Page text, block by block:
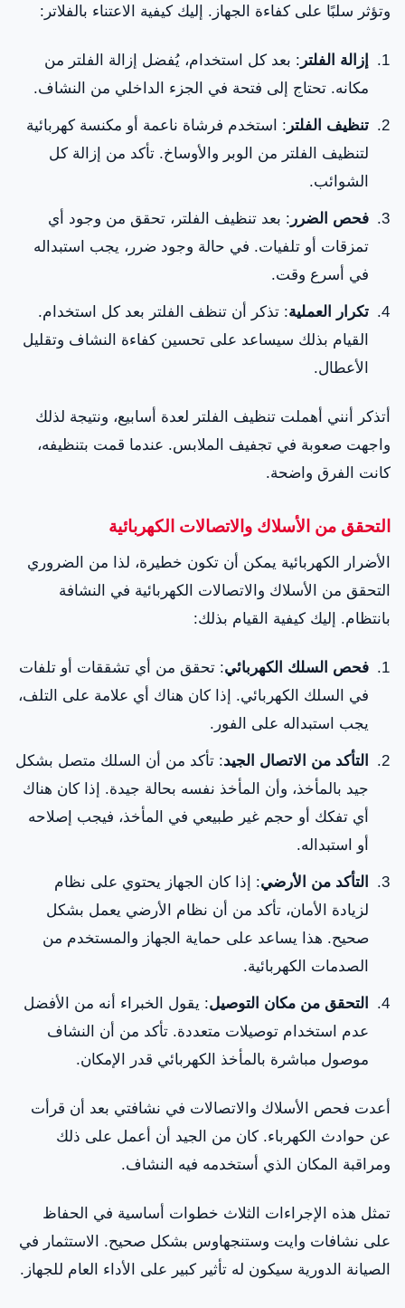
وتؤثر سلبًا على كفاءة الجهاز. إليك كيفية الاعتناء بالفلاتر:
إزالة الفلتر : بعد كل استخدام، يُفضل إزالة الفلتر من
مكانه. تحتاج إلى فتحة في الجزء الداخلي من النشاف.
تنظيف الفلتر : استخدم فرشاة ناعمة أو مكنسة كهربائية
لتنظيف الفلتر من الوبر والأوساخ. تأكد من إزالة كل
الشوائب.
فحص الضرر : بعد تنظيف الفلتر، تحقق من وجود أي
تمزقات أو تلفيات. في حالة وجود ضرر، يجب استبداله
في أسرع وقت.
تكرار العملية: تذكر أن تنظف الفلتر بعد كل استخدام.
القيام بذلك سيساعد على تحسين كفاءة النشاف وتقليل
الأعطال.
أتذكر أنني أهملت تنظيف الفلتر لعدة أسابيع، ونتيجة لذلك
واجهت صعوبة في تجفيف الملابس. عندما قمت بتنظيفه،
كانت الفرق واضحة.
التحقق من الأسلاك والاتصالات الكهربائية
الأضرار الكهربائية يمكن أن تكون خطيرة، لذا من الضروري
التحقق من الأسلاك والاتصالات الكهربائية في النشافة
بانتظام. إليك كيفية القيام بذلك:
فحص السلك الكهربائي: تحقق من أي تشققات أو تلفات
في السلك الكهربائي. إذا كان هناك أي علامة على التلف،
يجب استبداله على الفور.
التأكد من الاتصال الجيد: تأكد من أن السلك متصل بشكل
جيد بالمأخذ، وأن المأخذ نفسه بحالة جيدة. إذا كان هناك
أي تفكك أو حجم غير طبيعي في المأخذ، فيجب إصلاحه
أو استبداله.
التأكد من الأرضي: إذا كان الجهاز يحتوي على نظام
لزيادة الأمان، تأكد من أن نظام الأرضي يعمل بشكل
صحيح. هذا يساعد على حماية الجهاز والمستخدم من
الصدمات الكهربائية.
التحقق من مكان التوصيل: يقول الخبراء أنه من الأفضل
عدم استخدام توصيلات متعددة. تأكد من أن النشاف
موصول مباشرة بالمأخذ الكهربائي قدر الإمكان.
أعدت فحص الأسلاك والاتصالات في نشافتي بعد أن قرأت
عن حوادث الكهرباء. كان من الجيد أن أعمل على ذلك
ومراقبة المكان الذي أستخدمه فيه النشاف.
تمثل هذه الإجراءات الثلاث خطوات أساسية في الحفاظ
على نشافات وايت وستنجهاوس بشكل صحيح. الاستثمار في
الصيانة الدورية سيكون له تأثير كبير على الأداء العام للجهاز.